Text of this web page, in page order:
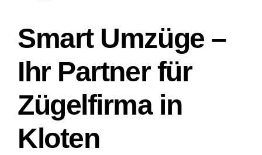
Smart Umzüge –
Ihr Partner für
Zügelfirma in
Kloten